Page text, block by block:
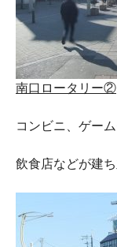
南口ロータリー②
コンビニ、ゲー
飲食店などが建